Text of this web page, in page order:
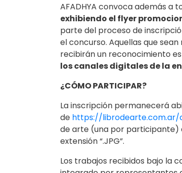
AFADHYA convoca además a
exhibiendo el flyer
parte del proceso de
el concurso. Aquellas que
recibirán un reconocimiento
los canales digitales de la
¿CÓMO PARTICIPAR?
La inscripción permanecerá
de https://librodearte.com.ar/
de arte (una por participante)
extensión “.JPG”.
Los trabajos recibidos bajo la